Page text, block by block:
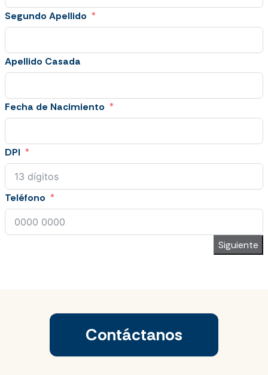
Segundo Apellido
Apellido Casada
Fecha de Nacimiento
DPI
Teléfono
Siguiente
Contáctanos